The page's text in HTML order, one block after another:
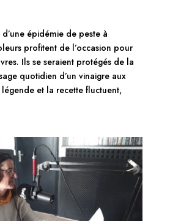
épidémie de peste à
profitent de l’occasion pour
Ils se seraient protégés de la
quotidien d’un vinaigre aux
et la recette fluctuent,